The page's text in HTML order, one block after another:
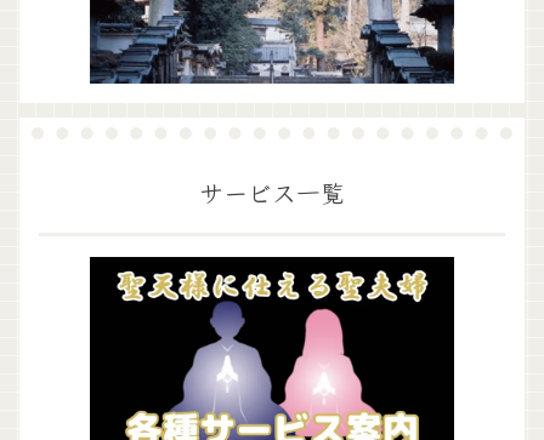
サービス一覧